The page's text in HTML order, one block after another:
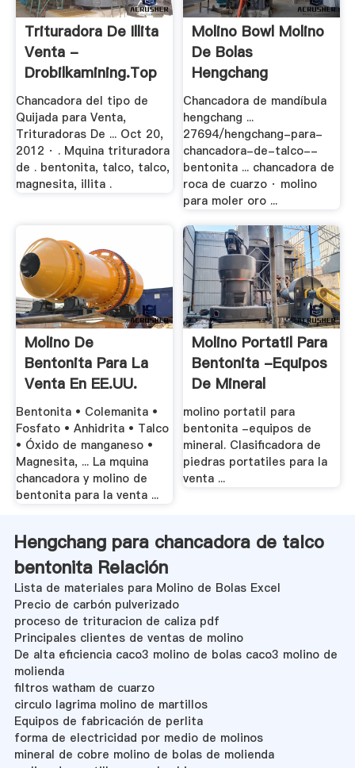
Trituradora De Illita
Venta -
Drobilkamining.top
Chancadora del tipo de
Quijada para Venta,
Trituradoras De ... Oct 20,
2012 · . Mquina trituradora
de . bentonita, talco, talco,
magnesita, illita .
Molino Bowl Molino
De Bolas
Hengchang
Chancadora de mandíbula
hengchang ...
27694/hengchang-para-
chancadora-de-talco--
bentonita ... chancadora de
roca de cuarzo · molino
para moler oro ...
Molino De
Bentonita Para La
Venta En EE.UU.
Bentonita • Colemanita •
Fosfato • Anhidrita • Talco
• Óxido de manganeso •
Magnesita, ... La mquina
chancadora y molino de
bentonita para la venta ...
Molino Portatil Para
Bentonita -equipos
De Mineral
molino portatil para
bentonita -equipos de
mineral. Clasificadora de
piedras portatiles para la
venta ...
Hengchang para chancadora de talco
bentonita Relación
Lista de materiales para Molino de Bolas Excel
Precio de carbón pulverizado
proceso de trituracion de caliza pdf
Principales clientes de ventas de molino
De alta eficiencia caco3 molino de bolas caco3 molino de
molienda
filtros watham de cuarzo
circulo lagrima molino de martillos
Equipos de fabricación de perlita
forma de electricidad por medio de molinos
mineral de cobre molino de bolas de molienda